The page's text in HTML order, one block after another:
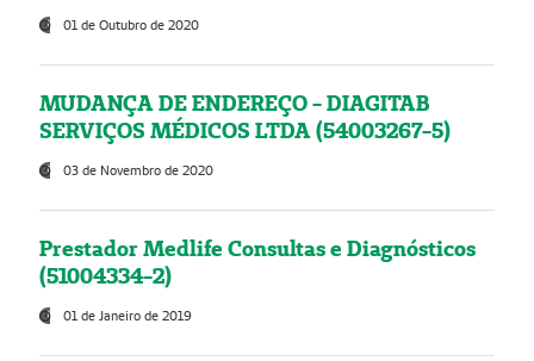
01 de Outubro de 2020
MUDANÇA DE ENDEREÇO - DIAGITAB
SERVIÇOS MÉDICOS LTDA (54003267-5)
03 de Novembro de 2020
Prestador Medlife Consultas e Diagnósticos
(51004334-2)
01 de Janeiro de 2019